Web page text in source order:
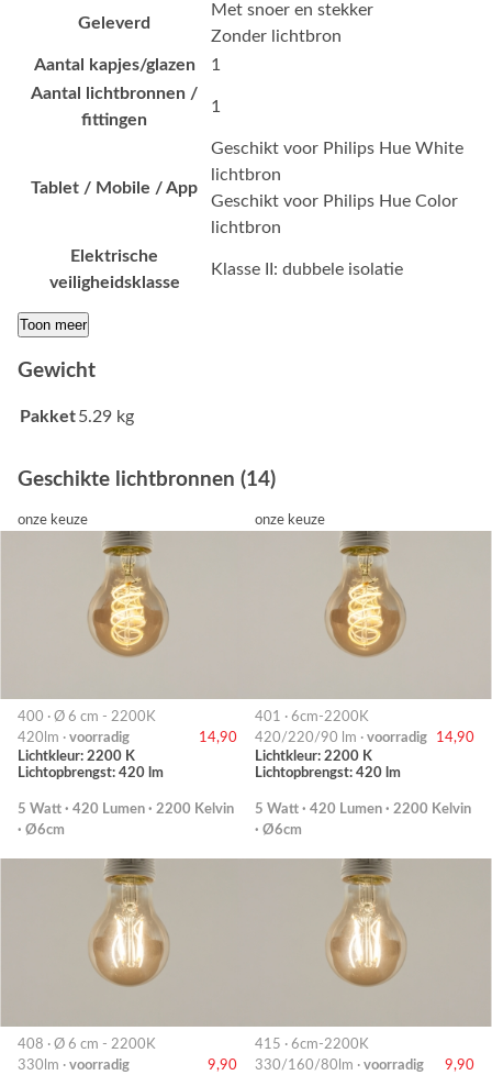
Geleverd
Met snoer en stekker
Zonder lichtbron
Aantal kapjes/glazen
1
Aantal lichtbronnen /
fittingen
1
Tablet / Mobile / App
Geschikt voor Philips Hue White
lichtbron
Geschikt voor Philips Hue Color
lichtbron
Elektrische
veiligheidsklasse
Klasse II: dubbele isolatie
Toon meer
Gewicht
Pakket5.29 kg
Geschikte lichtbronnen (14)
onze keuze
400 · Ø 6 cm - 2200K
420lm · voorradig
14,90
Lichtkleur: 2200 K
Lichtopbrengst: 420 lm
5 Watt · 420 Lumen · 2200 Kelvin
· Ø6cm
onze keuze
401 · 6cm-2200K
420/220/90 lm · voorradig
14,90
Lichtkleur: 2200 K
Lichtopbrengst: 420 lm
5 Watt · 420 Lumen · 2200 Kelvin
· Ø6cm
408 · Ø 6 cm - 2200K
330lm · voorradig
9,90
415 · 6cm-2200K
330/160/80lm · voorradig
9,90